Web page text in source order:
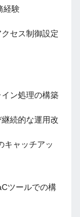
経験
セス制御設定
ン処理の構築
続的な運用改
キャッチアッ
ツールでの構